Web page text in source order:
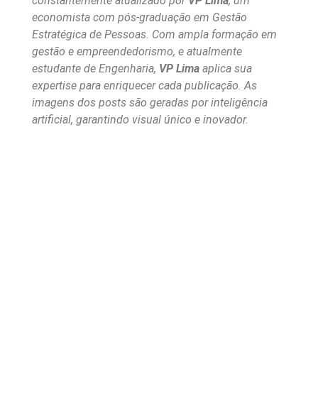
economista com pós-graduação em Gestão
Estratégica de Pessoas. Com ampla formação em
gestão e empreendedorismo, e atualmente
estudante de Engenharia, VP Lima aplica sua
expertise para enriquecer cada publicação. As
imagens dos posts são geradas por inteligência
artificial, garantindo visual único e inovador.